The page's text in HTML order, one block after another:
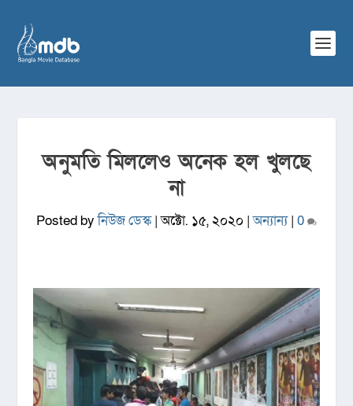
অনুমতি মিললেও অনেক হল খুলছে
না
Posted byনিউজ ডেস্ক|অক্টো. ১৫, ২০২০ |অন্যান্য| 0